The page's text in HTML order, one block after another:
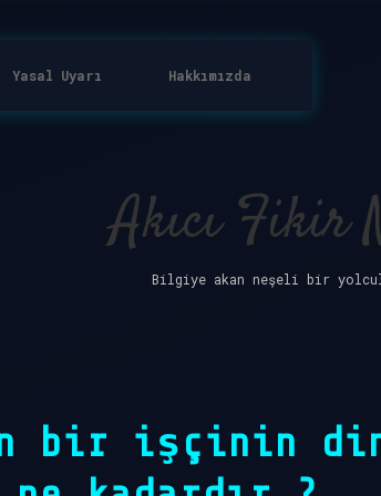
Yasal Uyarı Hakkımızda
Akıcı Fikir
Bilgiye akan neşeli bir
bir işçinin